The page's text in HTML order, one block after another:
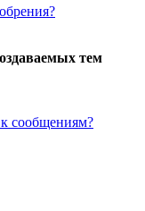
тем
сообщениям?